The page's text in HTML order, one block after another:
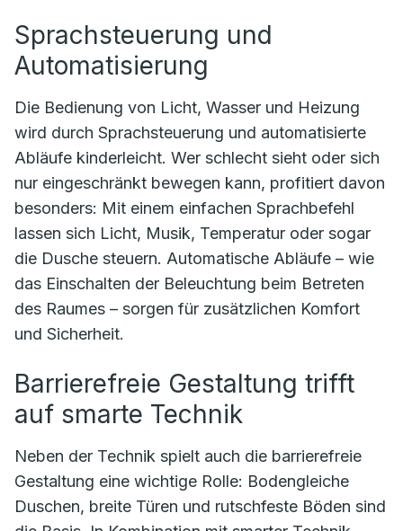
Sprachsteuerung und
Automatisierung
Die Bedienung von Licht, Wasser und Heizung
wird durch Sprachsteuerung und automatisierte
Abläufe kinderleicht. Wer schlecht sieht oder sich
nur eingeschränkt bewegen kann, profitiert davon
besonders: Mit einem einfachen Sprachbefehl
lassen sich Licht, Musik, Temperatur oder sogar
die Dusche steuern. Automatische Abläufe – wie
das Einschalten der Beleuchtung beim Betreten
des Raumes – sorgen für zusätzlichen Komfort
und Sicherheit.
Barrierefreie Gestaltung trifft
auf smarte Technik
Neben der Technik spielt auch die barrierefreie
Gestaltung eine wichtige Rolle: Bodengleiche
Duschen, breite Türen und rutschfeste Böden sind